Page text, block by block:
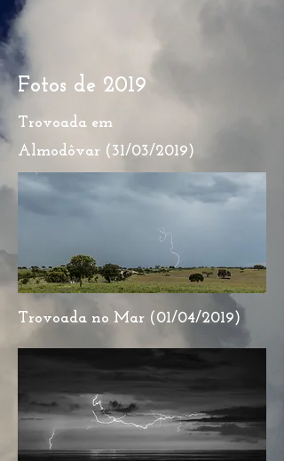
Fotos de 2019
Trovoada em
Almodôvar (31/03/2019)
Trovoada no Mar (01/04/2019)